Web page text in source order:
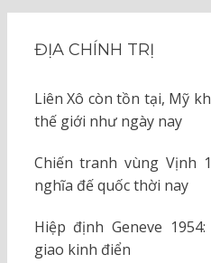
ĐỊA CHÍNH TRỊ
Liên Xô còn tồn tại, Mỹ
thế giới như ngày nay
Chiến tranh vùng Vịnh
nghĩa đế quốc thời nay
Hiệp định Geneve
giao kinh điển